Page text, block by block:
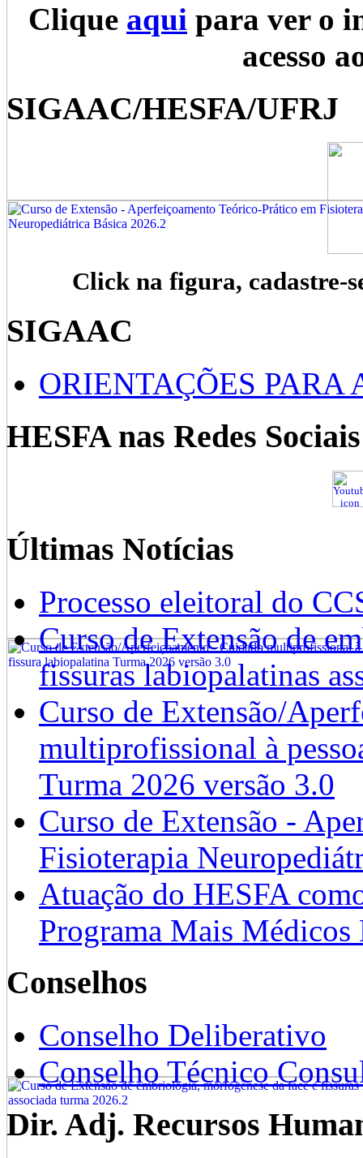
Clique aqui para ver o
acesso
SIGAAC/HESFA/UFRJ
Click na figura, cadastre-
SIGAAC
ORIENTAÇÕES PARA
HESFA nas Redes Sociais
Últimas Notícias
Processo eleitoral do
Curso de Extensão de
fissuras labiopalatinas
Curso de Extensão/
multiprofissional à
Turma 2026 versão 3.0
Curso de Extensão -
Fisioterapia
Atuação do HESFA
Programa Mais
Conselhos
Conselho Deliberativo
Conselho Técnico
Dir. Adj. Recursos